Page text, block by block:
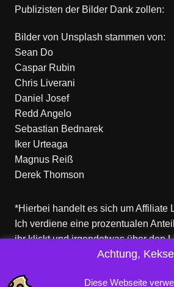
Publizisten der Bilder Dank zollen:
Bilder von Unsplash stammen von:
Sean Do
Caspar Rubin
Chris Liverani
Daniel Josef
Redd Angelo
Sebastian Bednarek
Iker Urteaga
Magnus Reiß
Derek Thomson
*Hierbei handelt es sich um Affiliate
Ich verdiene eine prozentualen
ihr klickt und irgendetwas über den
Produkte dort sind aber nicht von
Achtung,
Diese Webseite